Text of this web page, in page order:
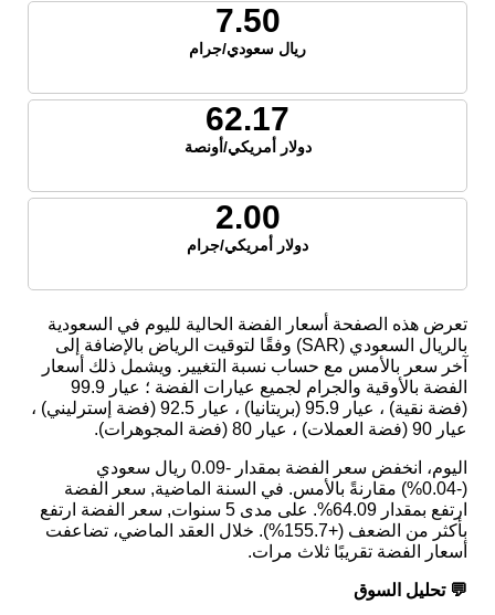
7.50
ريال سعودي/جرام
62.17
دولار أمريكي/أونصة
2.00
دولار أمريكي/جرام
تعرض هذه الصفحة أسعار الفضة الحالية لليوم في السعودية
بالريال السعودي (SAR) وفقًا لتوقيت الرياض بالإضافة إلى
آخر سعر بالأمس مع حساب نسبة التغيير. ويشمل ذلك أسعار
الفضة بالأوقية والجرام لجميع عيارات الفضة ؛ عيار 99.9
(فضة نقية) ، عيار 95.9 (بريتانيا) ، عيار 92.5 (فضة إسترليني) ،
عيار 90 (فضة العملات) ، عيار 80 (فضة المجوهرات).
اليوم، انخفض سعر الفضة بمقدار -0.09 ريال سعودي
(-0.04%) مقارنةً بالأمس. في السنة الماضية, سعر الفضة
ارتفع بمقدار 64.09%. على مدى 5 سنوات, سعر الفضة ارتفع
بأكثر من الضعف (+155.7%). خلال العقد الماضي، تضاعفت
أسعار الفضة تقريبًا ثلاث مرات.
💬 تحليل السوق